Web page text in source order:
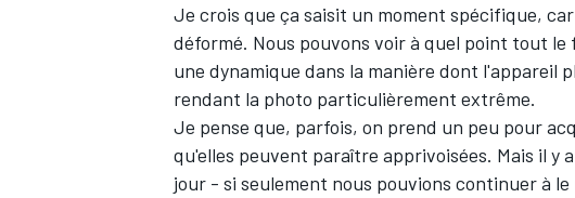
AUTRES CHAMPIONNATS
Je crois que ça saisit un moment spécifique,
déformé. Nous pouvons voir à quel point tout
une dynamique dans la manière dont l'appareil
rendant la photo particulièrement extrême.
Je pense que, parfois, on prend un peu pour
qu'elles peuvent paraître apprivoisées. Mais il y
jour - si seulement nous pouvions continuer à